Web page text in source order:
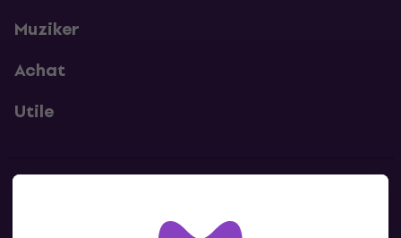
Muziker
Achat
Utile